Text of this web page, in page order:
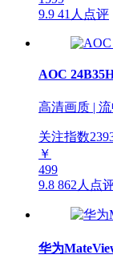
9.9 41人点评
AOC
高清画质 |
关注指数
￥
499
9.8 862人点
华为